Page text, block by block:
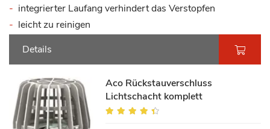
integrierter Laufang verhindert das Verstopfen
leicht zu reinigen
Details
Aco Rückstauverschluss
Lichtschacht komplett
Bewertung: